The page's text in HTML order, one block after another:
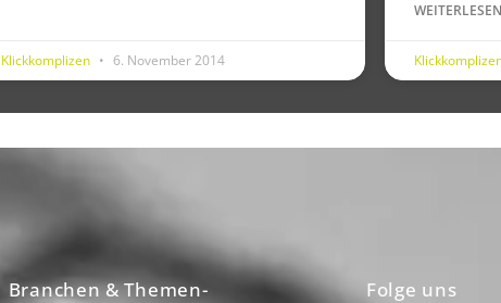
Klickkomplizen 6. November 2014
Branchen & Themen-
Folge uns